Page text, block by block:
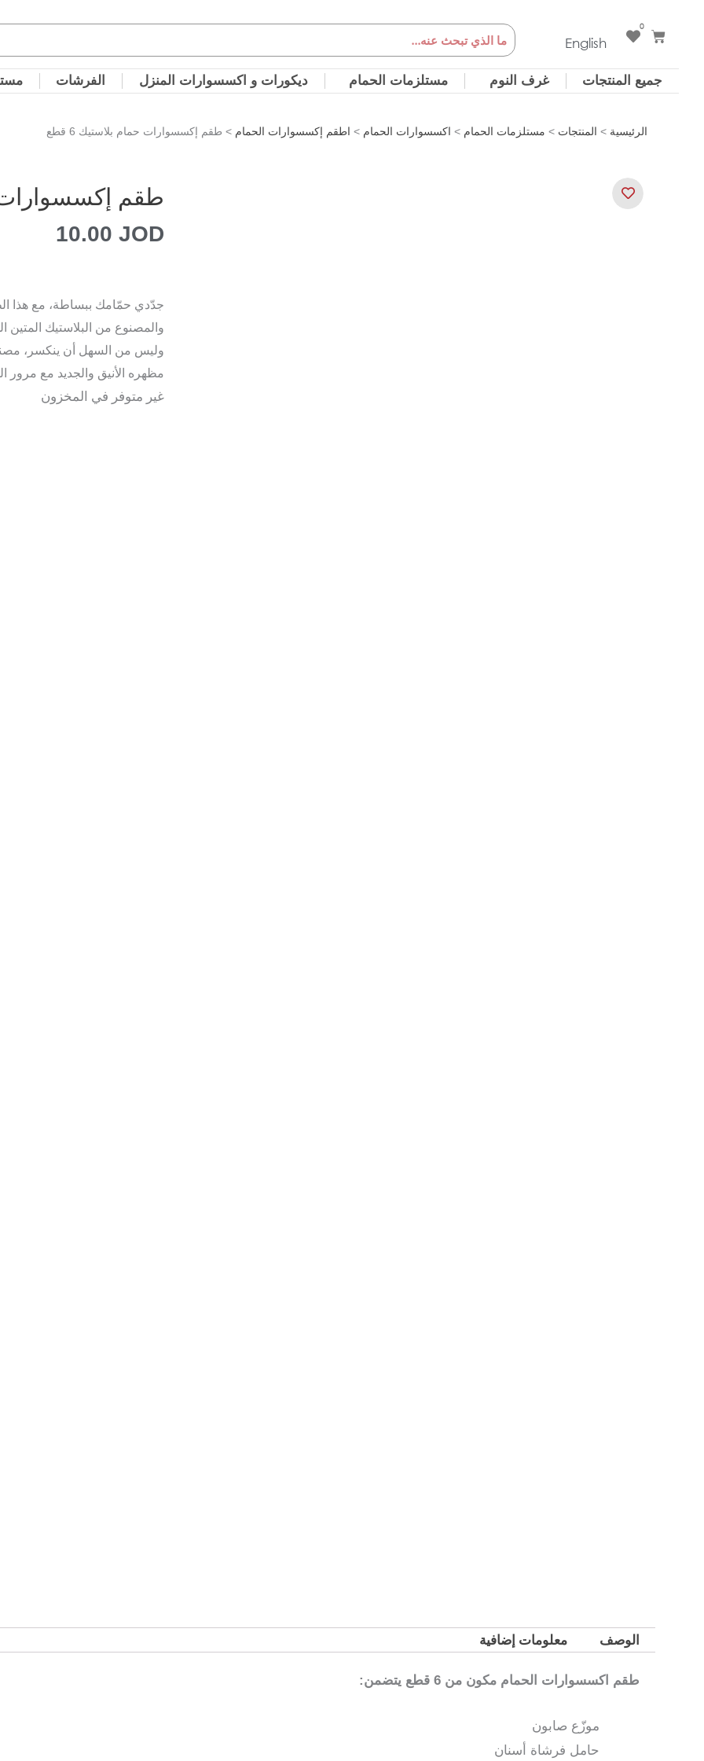
Search English
0
Cart
جميع المنتجات غرف النوم مستلزمات الحمام ديكورات و اكسسوارات المنزل الفرشات
الرئيسية > المنتجات > مستلزمات الحمام > اكسسوارات الحمام > اطقم إكسسوارات الحمام > طقم إكسسوارات حمام بلاستيك 6 قطع
طقم إكسسوارات
10.00JOD
والمصنوع من البلاستيك المتين
وليس من السهل أن ينكسر،
مظهره الأنيق والجديد مع مرور
غير متوفر في المخزون
الوصف معلومات إضافية
طقم اكسسوارات الحمام مكون من 6 قطع يتضمن:
موزّع صابون
حامل فرشاة أسنان